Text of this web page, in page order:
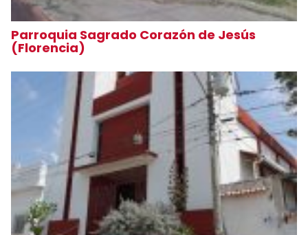
Parroquia Sagrado Corazón de Jesús
(Florencia)